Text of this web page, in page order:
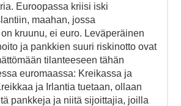
Euroopassa kriisi iski
maahan, jossa
kruunu, ei euro. Leväperäinen
ja pankkien suuri riskinotto ovat
tilanteeseen tähän
euromaassa: Kreikassa ja
ja Irlantia tuetaan, ollaan
pankkeja ja niitä sijoittajia, joilla